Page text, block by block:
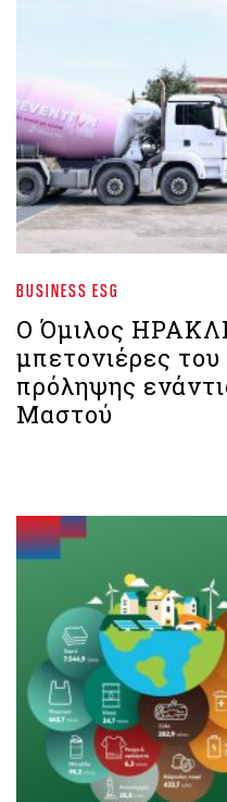
BUSINESS ESG
Ο Όμιλος
μπετονιέρες
πρόληψης
Μαστού